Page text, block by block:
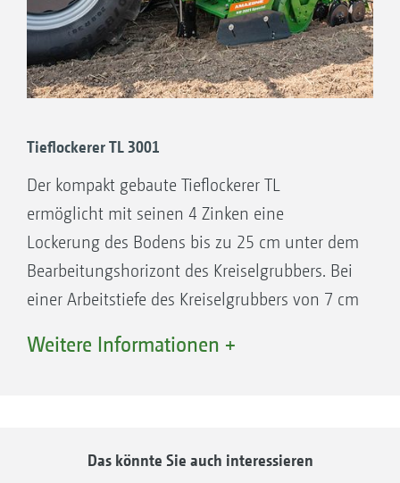
Tieflockerer TL 3001
Der kompakt gebaute Tieflockerer TL
ermöglicht mit seinen 4 Zinken eine
Lockerung des Bodens bis zu 25 cm unter dem
Bearbeitungshorizont des Kreiselgrubbers. Bei
einer Arbeitstiefe des Kreiselgrubbers von 7 cm
AMAZONE damit die Möglichkeit an, pfluglose
Bodenverdichtungen im Saathorizont.
Weitere Informationen +
Das könnte Sie auch interessieren